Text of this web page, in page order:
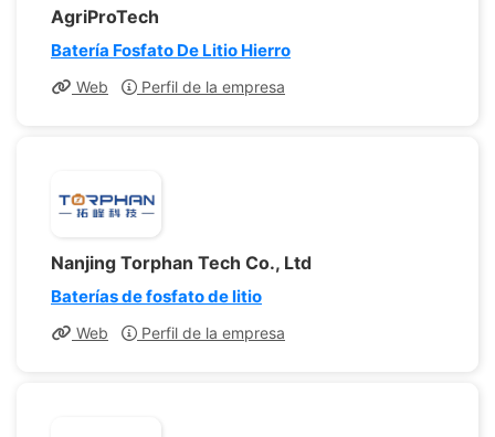
AgriProTech
Batería Fosfato De Litio Hierro
Web Perfil de la empresa
Nanjing Torphan Tech Co., Ltd
Baterías de fosfato de litio
Web Perfil de la empresa